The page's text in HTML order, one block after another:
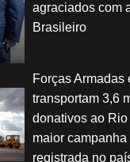
agraciados com
Brasileiro
Forças Armadas
transportam 3,6
donativos ao
maior
registrada no